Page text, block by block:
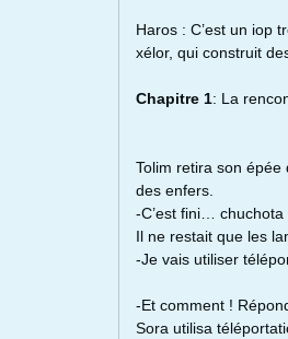
Haros : C’est un iop
xélor, qui construit
Chapitre 1: La
Tolim retira son épée
des enfers.
-C’est fini… chuchota
Il ne restait que les
-Je vais utiliser
-Et comment !
Sora utilisa